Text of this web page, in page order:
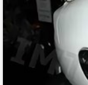
Consulte a